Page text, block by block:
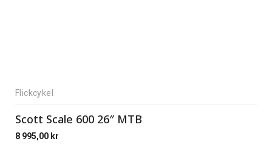
Flickcykel
Scott Scale 600 26″ MTB
8 995,00 kr